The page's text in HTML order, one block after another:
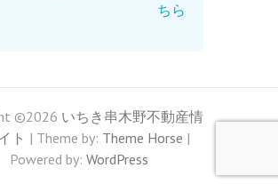
ちら
©2026 いちき串木野不動産情
ト | Theme by: Theme Horse |
Powered by: WordPress